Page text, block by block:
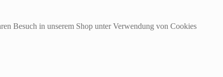
Besuch in unserem Shop unter Verwendung von Cookies